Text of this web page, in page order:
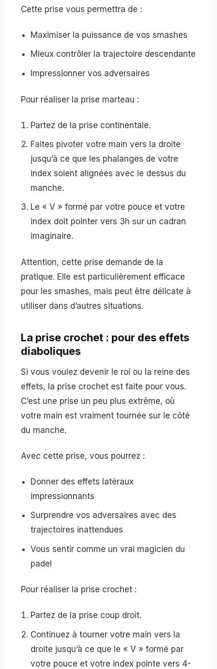
Cette prise vous permettra de :
Maximiser la puissance de vos smashes
Mieux contrôler la trajectoire descendante
Impressionner vos adversaires
Pour réaliser la prise marteau :
Partez de la prise continentale.
Faites pivoter votre main vers la droite
jusqu’à ce que les phalanges de votre
index soient alignées avec le dessus du
manche.
Le « V » formé par votre pouce et votre
index doit pointer vers 3h sur un cadran
imaginaire.
Attention, cette prise demande de la
pratique. Elle est particulièrement efficace
pour les smashes, mais peut être délicate à
utiliser dans d’autres situations.
La prise crochet : pour des effets
diaboliques
Si vous voulez devenir le roi ou la reine des
effets, la prise crochet est faite pour vous.
C’est une prise un peu plus extrême, où
votre main est vraiment tournée sur le côté
du manche.
Avec cette prise, vous pourrez :
Donner des effets latéraux
impressionnants
Surprendre vos adversaires avec des
trajectoires inattendues
Vous sentir comme un vrai magicien du
padel
Pour réaliser la prise crochet :
Partez de la prise coup droit.
Continuez à tourner votre main vers la
droite jusqu’à ce que le « V » formé par
votre pouce et votre index pointe vers 4-